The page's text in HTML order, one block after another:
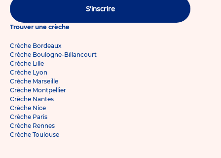
S'inscrire
Trouver une crèche
Crèche Bordeaux
Crèche Boulogne-Billancourt
Crèche Lille
Crèche Lyon
Crèche Marseille
Crèche Montpellier
Crèche Nantes
Crèche Nice
Crèche Paris
Crèche Rennes
Crèche Toulouse